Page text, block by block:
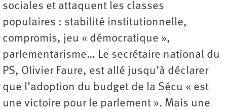
sociales et attaquent les classes
populaires : stabilité institutionnelle,
compromis, jeu « démocratique »,
parlementarisme… Le secrétaire national du
PS, Olivier Faure, est allé jusqu’à déclarer
que l’adoption du budget de la Sécu « est
une victoire pour le parlement ». Mais une